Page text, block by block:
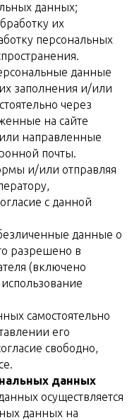
данных;
их
персональных
данные
заполнения и/или
через
на сайте
или направленные
почты.
и/или отправляя
с данной
данные о
разрешено в
(включено
самостоятельно
его
свободно,
данных
осуществляется
данных на